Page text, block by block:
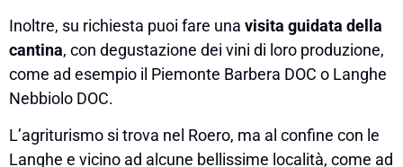
Inoltre, su richiesta puoi fare una visita guidata della
cantina, con degustazione dei vini di loro produzione,
come ad esempio il Piemonte Barbera DOC o Langhe
Nebbiolo DOC.
L’agriturismo si trova nel Roero, ma al confine con le
Langhe e vicino ad alcune bellissime località, come ad